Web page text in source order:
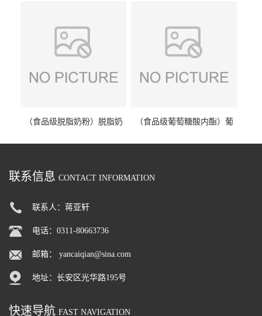
（食品级脱脂奶粉）脱脂奶
（食品级葡萄糖酸内酯）葡
联系信息 CONTACT INFORMATION
联系人：蒋亚轩
电话：0311-80663736
邮箱： yancaiqian@sina.com
地址：长安区光华路195号
快速导航 FAST NAVIGATION